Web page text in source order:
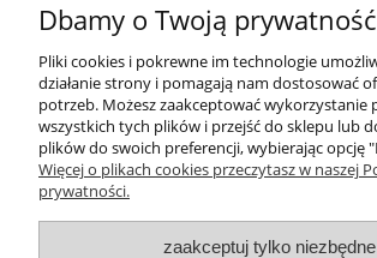
Farba DOPE CANS classic spray
Flesh 400ml
Dbamy o Twoją prywatność
Pliki cookies i pokrewne im technologie
działanie strony i pomagają nam dostosować
potrzeb. Możesz zaakceptować wykorzystanie
wszystkich tych plików i przejść do sklepu lub
plików do swoich preferencji, wybierając opcję
Więcej o plikach cookies przeczytasz w naszej
prywatności.
zaakceptuj tylko niezbędne